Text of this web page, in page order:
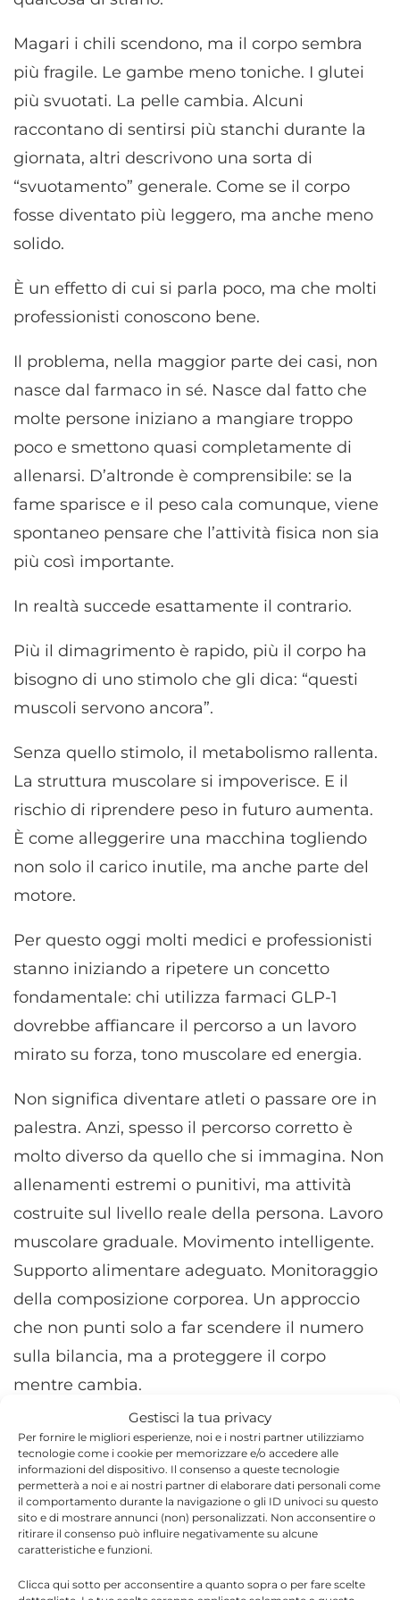
Gestisci la tua privacy
Per fornire le migliori esperienze, noi e i nostri partner utilizziamo
tecnologie come i cookie per memorizzare e/o accedere alle
informazioni del dispositivo. Il consenso a queste tecnologie
permetterà a noi e ai nostri partner di elaborare dati personali come
il comportamento durante la navigazione o gli ID univoci su questo
sito e di mostrare annunci (non) personalizzati. Non acconsentire o
ritirare il consenso può influire negativamente su alcune
caratteristiche e funzioni.
Clicca qui sotto per acconsentire a quanto sopra o per fare scelte
Magari i chili scendono, ma il corpo sembra
più fragile. Le gambe meno toniche. I glutei
più svuotati. La pelle cambia. Alcuni
raccontano di sentirsi più stanchi durante la
giornata, altri descrivono una sorta di
“svuotamento” generale. Come se il corpo
fosse diventato più leggero, ma anche meno
solido.
È un effetto di cui si parla poco, ma che molti
professionisti conoscono bene.
Il problema, nella maggior parte dei casi, non
nasce dal farmaco in sé. Nasce dal fatto che
molte persone iniziano a mangiare troppo
poco e smettono quasi completamente di
allenarsi. D’altronde è comprensibile: se la
fame sparisce e il peso cala comunque, viene
spontaneo pensare che l’attività fisica non sia
più così importante.
In realtà succede esattamente il contrario.
Più il dimagrimento è rapido, più il corpo ha
bisogno di uno stimolo che gli dica: “questi
muscoli servono ancora”.
Senza quello stimolo, il metabolismo rallenta.
La struttura muscolare si impoverisce. E il
rischio di riprendere peso in futuro aumenta.
È come alleggerire una macchina togliendo
non solo il carico inutile, ma anche parte del
motore.
Per questo oggi molti medici e professionisti
stanno iniziando a ripetere un concetto
fondamentale: chi utilizza farmaci GLP-1
dovrebbe affiancare il percorso a un lavoro
mirato su forza, tono muscolare ed energia.
Non significa diventare atleti o passare ore in
palestra. Anzi, spesso il percorso corretto è
molto diverso da quello che si immagina. Non
allenamenti estremi o punitivi, ma attività
costruite sul livello reale della persona. Lavoro
muscolare graduale. Movimento intelligente.
Supporto alimentare adeguato. Monitoraggio
della composizione corporea. Un approccio
che non punti solo a far scendere il numero
sulla bilancia, ma a proteggere il corpo
mentre cambia.
Perché il vero obiettivo non dovrebbe essere
semplicemente “dimagrire”.
Dovrebbe essere perdere grasso senza
perdere forza, vitalità e qualità della vita.
In fondo, la domanda più importante non è